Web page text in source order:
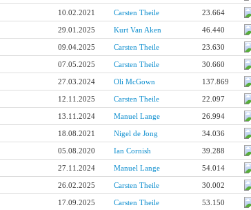
10.02.2021 Carsten Theile 23.664
29.01.2025 Kurt Van Aken 46.440
09.04.2025 Carsten Theile 23.630
07.05.2025 Carsten Theile 30.660
27.03.2024 Oli McGown 137.869
12.11.2025 Carsten Theile 22.097
13.11.2024 Manuel Lange 26.994
18.08.2021 Nigel de Jong 34.036
05.08.2020 Ian Cornish 39.288
27.11.2024 Manuel Lange 54.014
26.02.2025 Carsten Theile 30.002
17.09.2025 Carsten Theile 53.150